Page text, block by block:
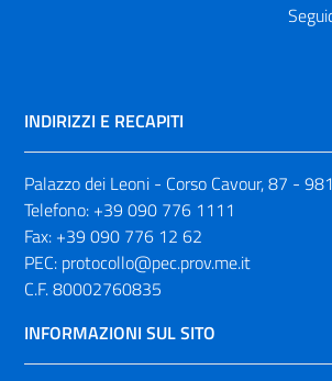
INDIRIZZI E RECAPITI
Palazzo dei Leoni - Corso Cavour, 87 -
Telefono: +39 090 776 1111
Fax: +39 090 776 12 62
PEC: protocollo@pec.prov.me.it
C.F. 80002760835
INFORMAZIONI SUL SITO